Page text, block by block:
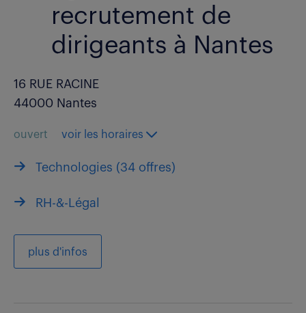
recrutement de
dirigeants à Nantes
16 RUE RACINE
44000 Nantes
ouvert voir les horaires
Technologies (34 offres)
RH-&-Légal
plus d'infos